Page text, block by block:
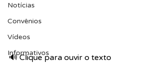
Notícias
Convênios
Vídeos
Informativos
🔊 Clique para ouvir o texto